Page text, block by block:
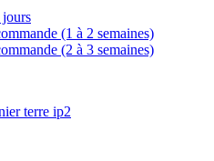
jours
(1 à 2 semaines)
(2 à 3 semaines)